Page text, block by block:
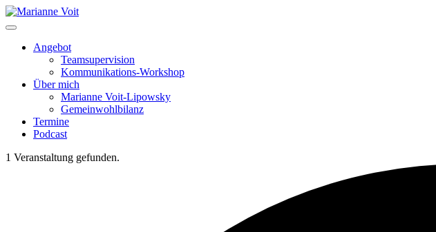
Skip
to
Angebot
Teamsupervision
Kommunikations-Workshop
Über mich
Marianne Voit-Lipowsky
Gemeinwohlbilanz
Termine
Podcast
1 Veranstaltung gefunden.